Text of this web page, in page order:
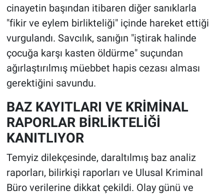
cinayetin başından itibaren diğer sanıklarla
"fikir ve eylem birlikteliği" içinde hareket ettiği
vurgulandı. Savcılık, sanığın "iştirak halinde
çocuğa karşı kasten öldürme" suçundan
ağırlaştırılmış müebbet hapis cezası alması
gerektiğini savundu.
BAZ KAYITLARI VE KRİMİNAL
RAPORLAR BİRLİKTELİĞİ
KANITLIYOR
Temyiz dilekçesinde, daraltılmış baz analiz
raporları, bilirkişi raporları ve Ulusal Kriminal
Büro verilerine dikkat çekildi. Olay günü ve